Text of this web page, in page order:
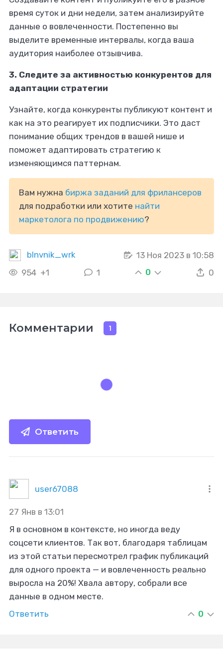
время суток и дни недели, затем анализируйте
данные о вовлеченности. Постепенно вы
выделите временные интервалы, когда ваша
аудитория наиболее отзывчива.
3. Следите за активностью конкурентов для
адаптации стратегии
Узнайте, когда конкуренты публикуют контент и
как на это реагирует их подписчики. Это даст
понимание общих трендов в вашей нише и
поможет адаптировать стратегию к
изменяющимся паттернам.
Вам нужна биржа заданий для фрилансеров
для подработки или хотите найти
маркетолога по продвижению?
blnvnik_wrk
13 Ноя 2023 в 10:58
954 +1 1 0 0
Комментарии 1
Ответить
user67088
27 Янв в 13:01
Я в основном в контексте, но иногда веду
соцсети клиентов. Так вот, благодаря таблицам
из этой статьи пересмотрел график публикаций
для одного проекта — и вовлеченность реально
выросла на 20%! Хвала автору, собрали все
данные в одном месте.
Ответить
0